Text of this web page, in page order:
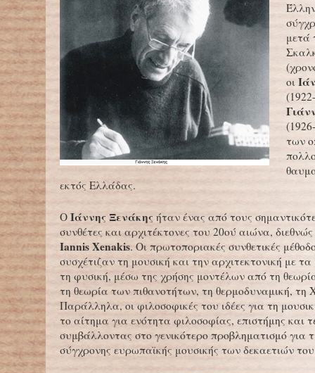
μετά
οι
των
εκτός Ελλάδας.
Ο Ιάννης Ξενάκης ήταν ένας από τους
συνθέτες και αρχιτέκτονες του 20ού αιώνα,
Iannis Xenakis. Οι πρωτοποριακές συνθετικές
συσχέτιζαν τη μουσική και την αρχιτεκτονική με
τη φυσική, μέσω της χρήσης μοντέλων από τη
τη θεωρία των πιθανοτήτων, τη θερμοδυναμική, τη
Παράλληλα, οι φιλοσοφικές του ιδέες για τη
το αίτημα για ενότητα φιλοσοφίας, επιστήμης και
συμβάλλοντας στο γενικότερο προβληματισμό για
σύγχρονης ευρωπαϊκής μουσικής των δεκαετιών